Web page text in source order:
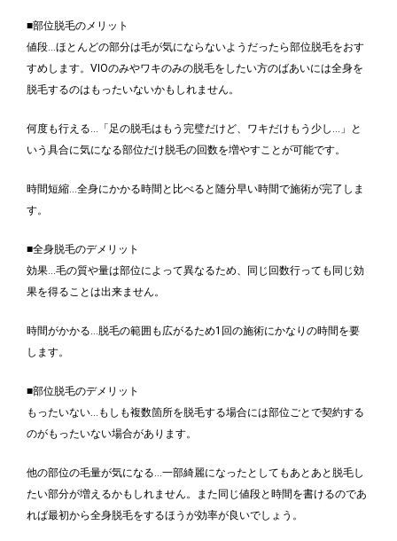
■部位脱毛のメリット
値段…ほとんどの部分は毛が気にならないようだったら部位脱毛をおす
すめします。VIOのみやワキのみの脱毛をしたい方のばあいには全身を
脱毛するのはもったいないかもしれません。
何度も行える…「足の脱毛はもう完璧だけど、ワキだけもう少し…」と
いう具合に気になる部位だけ脱毛の回数を増やすことが可能です。
時間短縮…全身にかかる時間と比べると随分早い時間で施術が完了しま
す。
■全身脱毛のデメリット
効果…毛の質や量は部位によって異なるため、同じ回数行っても同じ効
果を得ることは出来ません。
時間がかかる…脱毛の範囲も広がるため1回の施術にかなりの時間を要
します。
■部位脱毛のデメリット
もったいない…もしも複数箇所を脱毛する場合には部位ごとで契約する
のがもったいない場合があります。
他の部位の毛量が気になる…一部綺麗になったとしてもあとあと脱毛し
たい部分が増えるかもしれません。また同じ値段と時間を書けるのであ
れば最初から全身脱毛をするほうが効率が良いでしょう。